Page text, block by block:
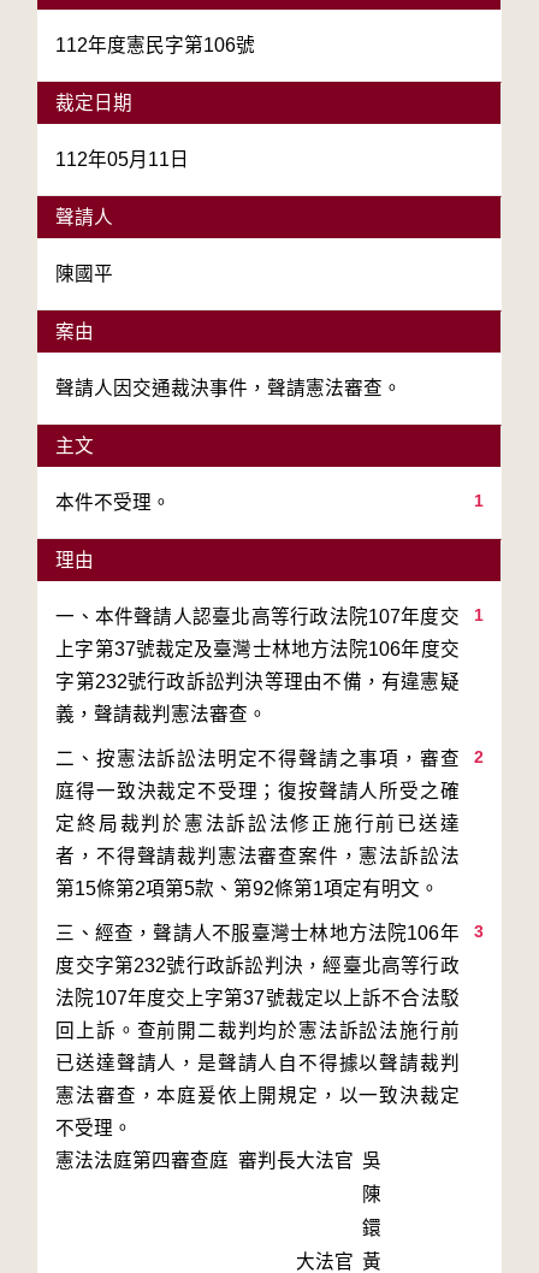
112年度憲民字第106號
裁定日期
112年05月11日
聲請人
陳國平
案由
聲請人因交通裁決事件，聲請憲法審查。
主文
1
本件不受理。
理由
1
一、本件聲請人認臺北高等行政法院107年度交
上字第37號裁定及臺灣士林地方法院106年度交
字第232號行政訴訟判決等理由不備，有違憲疑
2
二、按憲法訴訟法明定不得聲請之事項，審查
庭得一致決裁定不受理；復按聲請人所受之確
定終局裁判於憲法訴訟法修正施行前已送達
者，不得聲請裁判憲法審查案件，憲法訴訟法
3
三、經查，聲請人不服臺灣士林地方法院106年
度交字第232號行政訴訟判決，經臺北高等行政
法院107年度交上字第37號裁定以上訴不合法駁
回上訴。查前開二裁判均於憲法訴訟法施行前
已送達聲請人，是聲請人自不得據以聲請裁判
憲法審查，本庭爰依上開規定，以一致決裁定
不受理。
憲法法庭第四審查庭 審判長大法官 吳
陳
鐶
大法官 黃